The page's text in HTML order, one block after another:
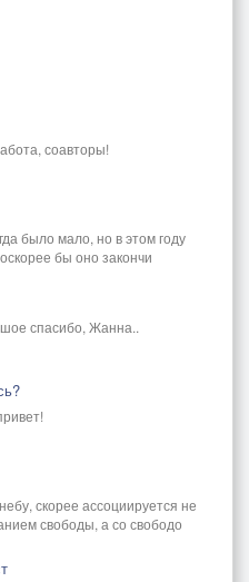
соавторы!
было мало, но в этом году
бы оно закончи
спасибо, Жанна..
скорее ассоциируется не
свободы, а со свободо